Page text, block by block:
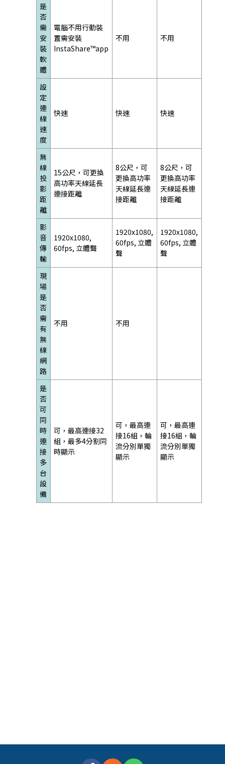
是
否
需
安
裝
軟
體
電腦不用行動裝
置需安裝
InstaShare™app
不用 不用
設
定
連
線
速
度
快速 快速 快速
無
線
投
影
距
離
15公尺，可更換
高功率天線延長
連接距離
8公尺，可
更換高功率
天線延長連
接距離
8公尺，可
更換高功率
天線延長連
接距離
影
音
傳
輸
1920x1080,
60fps, 立體聲
1920x1080,
60fps, 立體
聲
1920x1080,
60fps, 立體
聲
現
場
是
否
需
有
無
線
網
路
不用 不用
是
否
可
同
時
連
接
多
台
設
備
可，最高連接32
組，最多4分割同
時顯示
可，最高連
接16組，輪
流分別單獨
顯示
可，最高連
接16組，輪
流分別單獨
顯示